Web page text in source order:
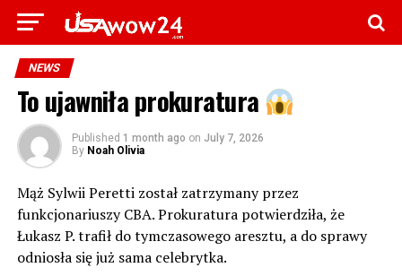
NEWS
To ujawniła prokuratura
Published 1 month ago on July 7, 2026
By Noah Olivia
Mąż Sylwii Peretti został zatrzymany przez
funkcjonariuszy CBA. Prokuratura potwierdziła, że
Łukasz P. trafił do tymczasowego aresztu, a do sprawy
odniosła się już sama celebrytka.